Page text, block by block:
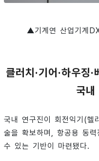
▲기계연 산업기계
클러치·기어·하우징
국
국내 연구진이 회전익기(헬
술을 확보하며, 항공용 동
수 있는 기반이 마련됐다.